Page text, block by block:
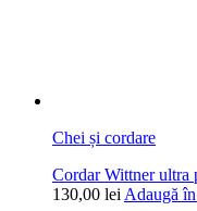
Chei și cordare
Cordar Wittner ultra
130,00 lei Adaugă